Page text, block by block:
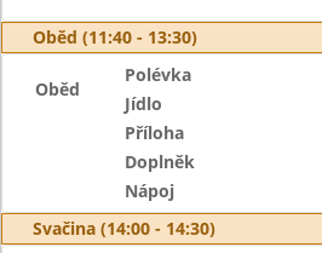
Oběd (11:40 - 13:30)
Oběd
Polévka
Jídlo
Příloha
Doplněk
Nápoj
Svačina (14:00 - 14:30)